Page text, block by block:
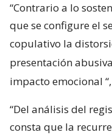
“Contrario a lo
que se configure el
copulativo la
presentación
impacto emocional
“Del análisis del
consta que la